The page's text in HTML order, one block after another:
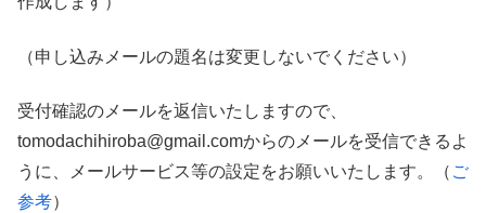
（申し込みメールの題名は変更しないでください）
受付確認のメールを返信いたしますので、
tomodachihiroba@gmail.comからのメールを受信できるよ
うに、メールサービス等の設定をお願いいたします。（ ご
参考）